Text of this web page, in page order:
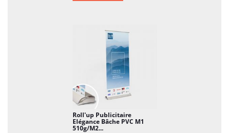
Roll'up Publicitaire
Elégance Bâche PVC M1
510g/m2...